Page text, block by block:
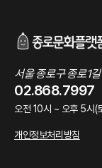
서울 종로구 종로1
02.868.7997
오전 10시 ~ 오후 5시(
개인정보처리방침